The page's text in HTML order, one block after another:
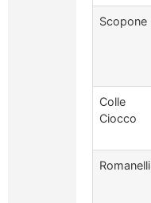
Scopone
Colle
Ciocco
Romanelli